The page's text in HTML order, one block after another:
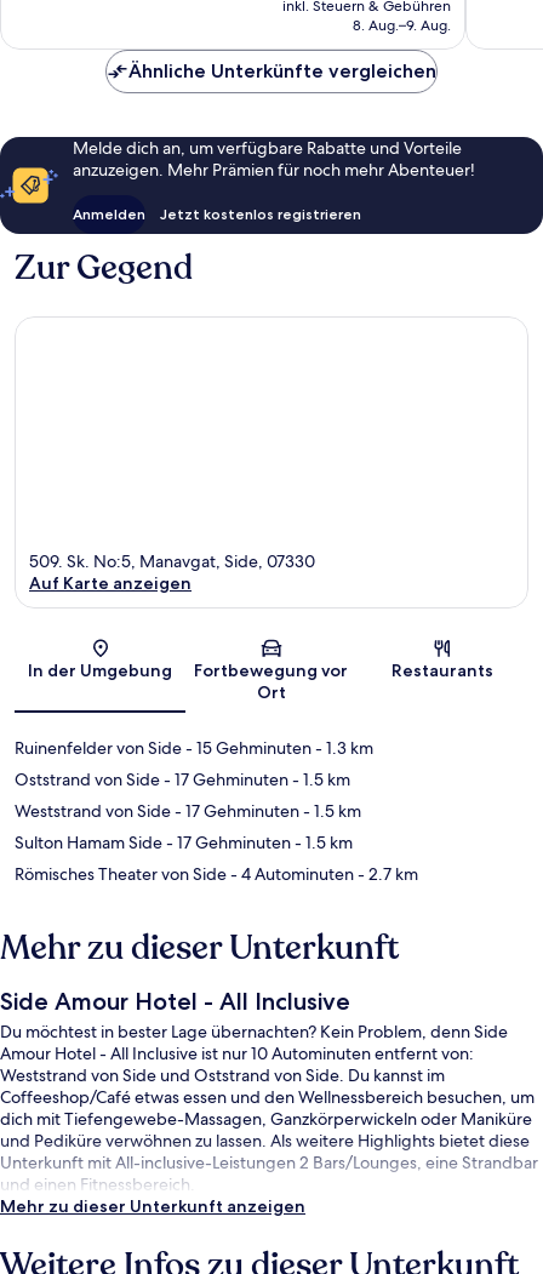
Bewertungen
beträgt
inkl. Steuern & Gebühren
8. Aug.–9. Aug.
Ähnliche Unterkünfte vergleichen
Melde dich an, um verfügbare Rabatte und Vorteile
anzuzeigen. Mehr Prämien für noch mehr Abenteuer!
Anmelden Jetzt kostenlos registrieren
Zur Gegend
Karte
509. Sk. No:5, Manavgat, Side, 07330
Auf Karte anzeigen
In der Umgebung
Fortbewegung vor
Ort
Restaurants
Ruinenfelder von Side- 15 Gehminuten- 1.3 km
Oststrand von Side- 17 Gehminuten- 1.5 km
Weststrand von Side- 17 Gehminuten- 1.5 km
Sulton Hamam Side- 17 Gehminuten- 1.5 km
Römisches Theater von Side- 4 Autominuten- 2.7 km
Mehr zu dieser Unterkunft
Side Amour Hotel - All Inclusive
Du möchtest in bester Lage übernachten? Kein Problem, denn Side
Amour Hotel - All Inclusive ist nur 10 Autominuten entfernt von:
Weststrand von Side und Oststrand von Side. Du kannst im
Coffeeshop/Café etwas essen und den Wellnessbereich besuchen, um
dich mit Tiefengewebe-Massagen, Ganzkörperwickeln oder Maniküre
und Pediküre verwöhnen zu lassen. Als weitere Highlights bietet diese
Unterkunft mit All-inclusive-Leistungen 2 Bars/Lounges, eine Strandbar
und einen Fitnessbereich.
Mehr zu dieser Unterkunft anzeigen